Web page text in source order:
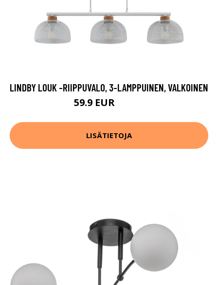
LINDBY LOUK -RIIPPUVALO, 3-LAMPPUINEN, VALKOINEN
59.9 EUR
LISÄTIETOJA